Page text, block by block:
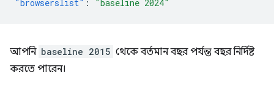
"browserslist" : "baseline 2024"
আপনি baseline 2015 থেকে বর্তমান বছর পর্যন্ত বছর নির্দিষ্ট
করতে পারেন।